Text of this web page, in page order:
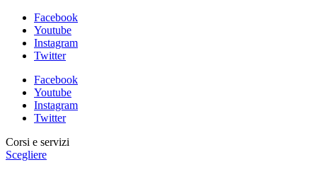
Facebook
Youtube
Instagram
Twitter
Facebook
Youtube
Instagram
Twitter
Corsi e servizi
Scegliere